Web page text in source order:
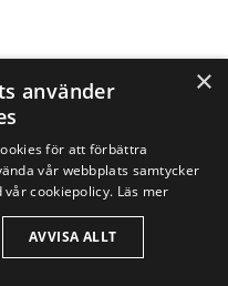
takbyte i
×
använder
för att förbättra
vår webbplats samtycker
cookiepolicy. Läs mer
AVVISA ALLT